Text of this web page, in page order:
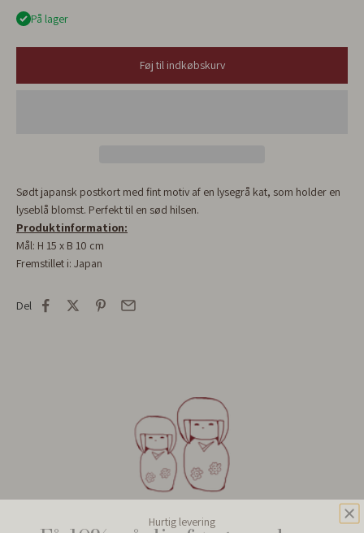
På lager
Føj til indkøbskurv
Sødt japansk postkort med fint motiv af en lysegrå kat, som holder en
lyseblå blomst. Perfekt til en sød hilsen.
Produktinformation:
Mål: H 15 x B 10 cm
Fremstillet i: Japan
Del
Hurtig levering
Få 10% på din første ordre